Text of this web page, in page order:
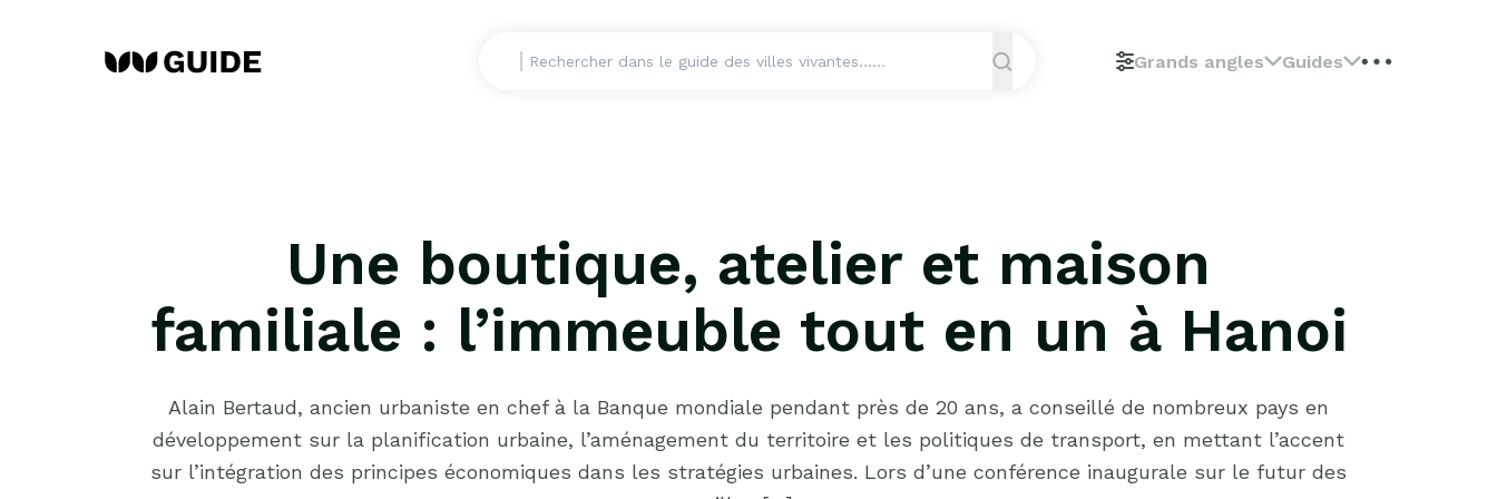
Grands angles Guides
Une boutique, atelier et maison
familiale : l’immeuble tout en un à Hanoi
Alain Bertaud, ancien urbaniste en chef à la Banque mondiale pendant près de 20 ans, a conseillé de nombreux pays en
développement sur la planification urbaine, l’aménagement du territoire et les politiques de transport, en mettant l’accent
sur l’intégration des principes économiques dans les stratégies urbaines. Lors d’une conférence inaugurale sur le futur des